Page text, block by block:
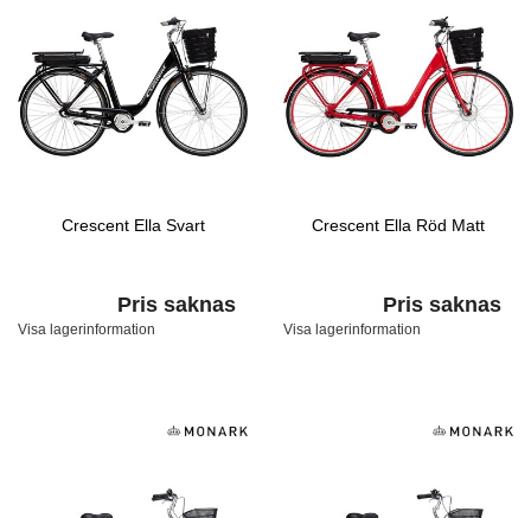
Crescent Ella Svart
Pris saknas
Visa lagerinformation
Crescent Ella Röd Matt
Pris saknas
Visa lagerinformation